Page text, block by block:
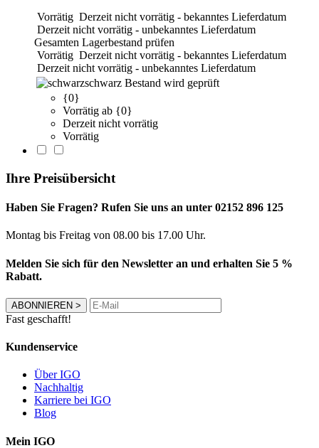
Vorrätig Derzeit nicht vorrätig - bekanntes Lieferdatum
Derzeit nicht vorrätig - unbekanntes Lieferdatum
Gesamten Lagerbestand prüfen
Vorrätig Derzeit nicht vorrätig - bekanntes Lieferdatum
Derzeit nicht vorrätig - unbekanntes Lieferdatum
schwarz Bestand wird geprüft
{0}
Vorrätig ab {0}
Derzeit nicht vorrätig
Vorrätig
Ihre Preisübersicht
Haben Sie Fragen? Rufen Sie uns an unter 02152 896 125
Montag bis Freitag von 08.00 bis 17.00 Uhr.
Melden Sie sich für den Newsletter an und erhalten Sie 5 %
Rabatt.
ABONNIEREN >
Fast geschafft!
Kundenservice
Über IGO
Nachhaltig
Karriere bei IGO
Blog
Mein IGO